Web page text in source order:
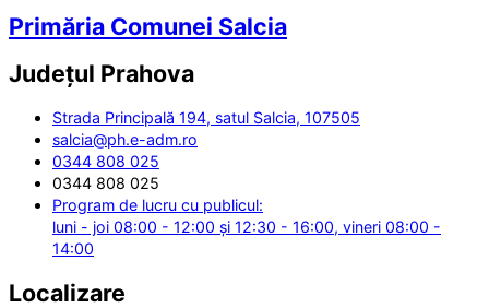
Primăria Comunei Salcia
Județul Prahova
Strada Principală 194, satul Salcia, 107505
salcia@ph.e-adm.ro
0344 808 025
0344 808 025
Program de lucru cu publicul:
luni - joi 08:00 - 12:00 și 12:30 - 16:00, vineri 08:00 -
14:00
Localizare